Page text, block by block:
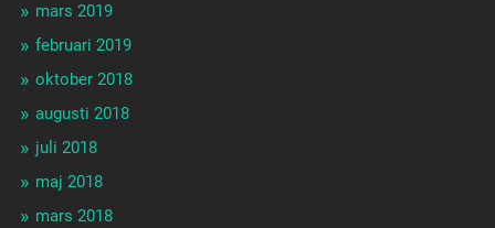
mars 2019
februari 2019
oktober 2018
augusti 2018
juli 2018
maj 2018
mars 2018